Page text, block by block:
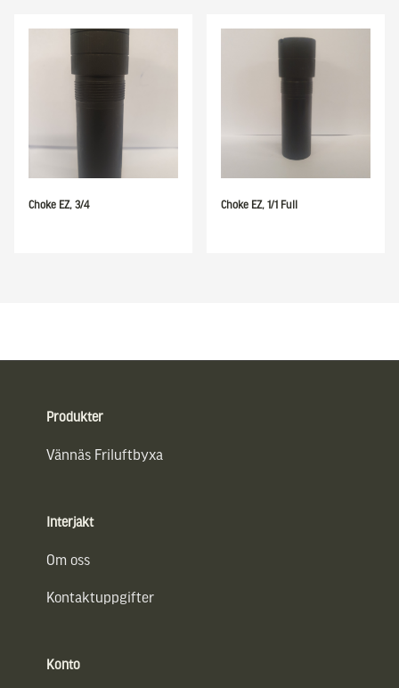
Choke EZ, 3/4 Choke EZ, 1/1 Full
Produkter
Vännäs Friluftbyxa
Interjakt
Om oss
Kontaktuppgifter
Konto